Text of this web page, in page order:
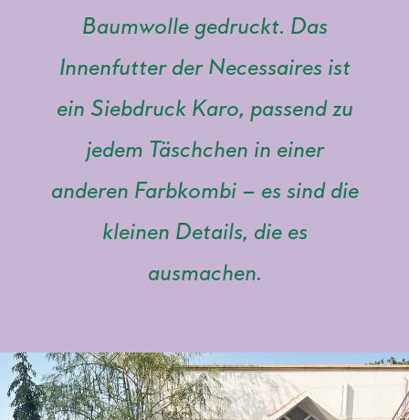
Baumwolle gedruckt. Das
Innenfutter der Necessaires ist
ein Siebdruck Karo, passend zu
jedem Täschchen in einer
anderen Farbkombi – es sind die
kleinen Details, die es
ausmachen.